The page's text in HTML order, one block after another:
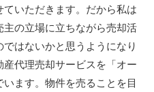
いただきます。だから私は
の立場に立ちながら売却活
はないかと思うようになり
代理売却サービスを「オー
ます。物件を売ることを目